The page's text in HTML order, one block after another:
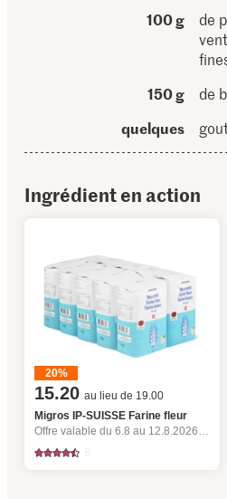
100 g
de
150 g
de
quelques
Ingrédient en action
20%
15.20 au lieu de 19.00
Migros IP-SUISSE Farine fleur
Offre valable du 6.8 au 12.8.2026, jusqu’à épuisement du stock.